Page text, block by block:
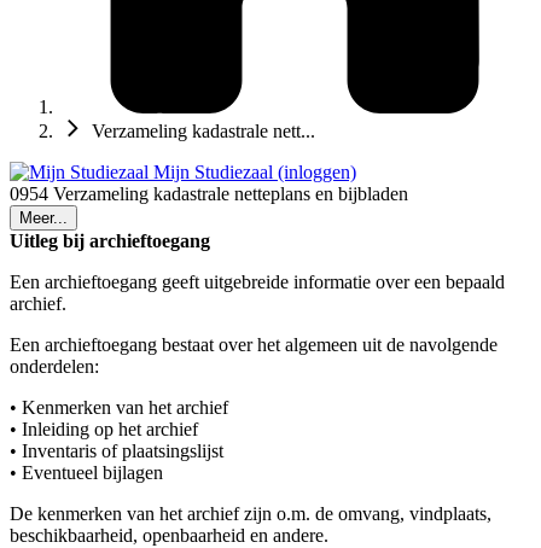
Verzameling kadastrale nett...
Mijn Studiezaal (inloggen)
0954 Verzameling kadastrale netteplans en bijbladen
Meer...
Uitleg bij archieftoegang
Een archieftoegang geeft uitgebreide informatie over een bepaald
archief.
Een archieftoegang bestaat over het algemeen uit de navolgende
onderdelen:
• Kenmerken van het archief
• Inleiding op het archief
• Inventaris of plaatsingslijst
• Eventueel bijlagen
De kenmerken van het archief zijn o.m. de omvang, vindplaats,
beschikbaarheid, openbaarheid en andere.